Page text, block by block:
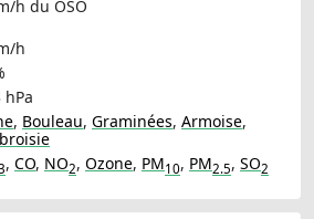
h du OSO
h
hPa
, Bouleau, Graminées, Armoise,
, CO, NO2, Ozone, PM10, PM2.5, SO2